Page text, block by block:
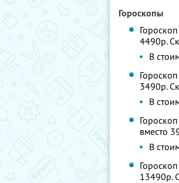
Гороскопы
4490р.
В
3490р.
В
вместо
В
13490р.